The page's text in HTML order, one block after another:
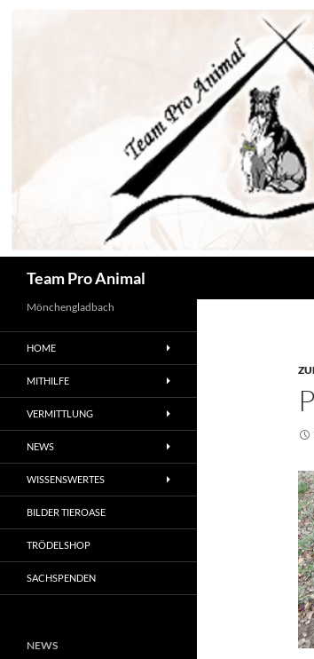
Team Pro Animal
Mönchengladbach
HOME
MITHILFE
VERMITTLUNG
NEWS
WISSENSWERTES
BILDER TIEROASE
TRÖDELSHOP
SACHSPENDEN
NEWS